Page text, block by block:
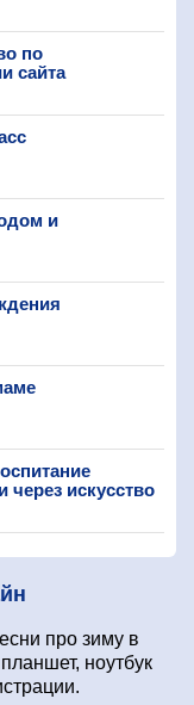
по
сайта
и
через искусство
про зиму в
ноутбук